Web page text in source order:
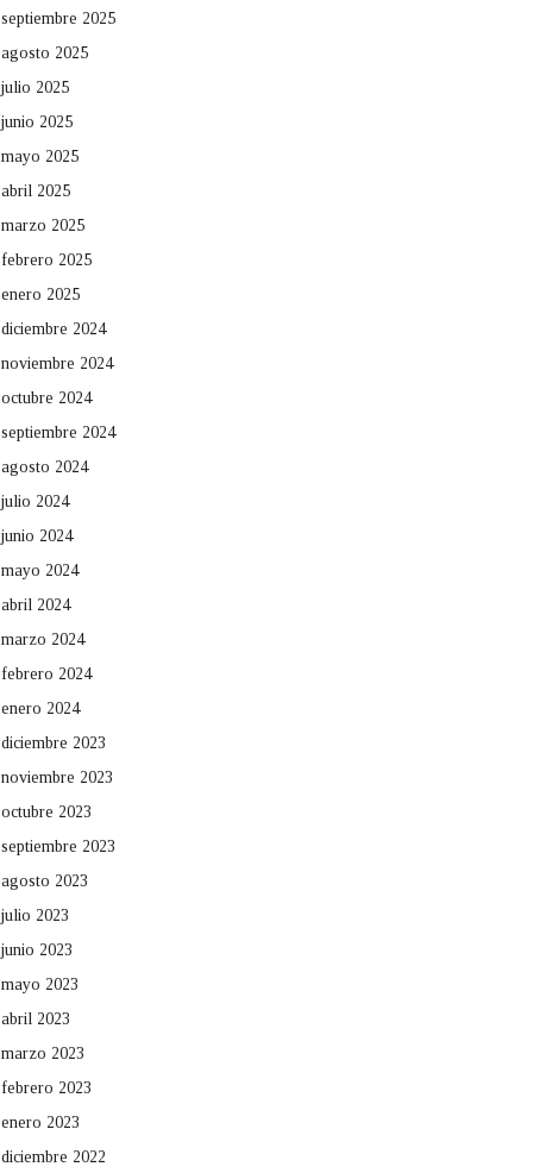
septiembre 2025
agosto 2025
julio 2025
junio 2025
mayo 2025
abril 2025
marzo 2025
febrero 2025
enero 2025
diciembre 2024
noviembre 2024
octubre 2024
septiembre 2024
agosto 2024
julio 2024
junio 2024
mayo 2024
abril 2024
marzo 2024
febrero 2024
enero 2024
diciembre 2023
noviembre 2023
octubre 2023
septiembre 2023
agosto 2023
julio 2023
junio 2023
mayo 2023
abril 2023
marzo 2023
febrero 2023
enero 2023
diciembre 2022